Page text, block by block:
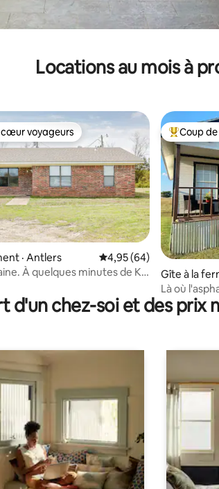
Locations au mois à
5, 87 commentaires
voyageurs
voyageurs
· Antlers Note moyenne de 4,95
4,95 (64)
À quelques minutes de K
Coup de
Coup
Gîte à la
Là où l'asphalte
explorer!
d'un chez-soi et des prix